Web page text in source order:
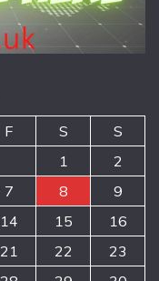
F S
S
1
2
7 8
9
14 15
16
21 22
23